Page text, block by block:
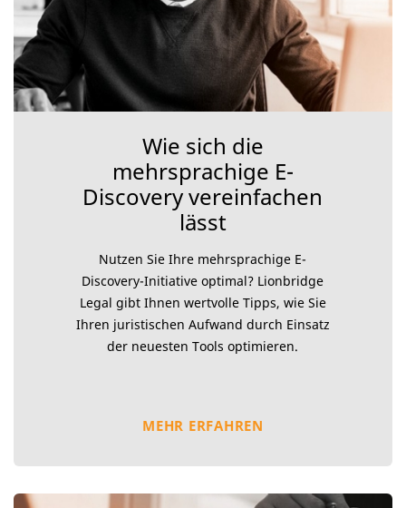
Wie sich die
mehrsprachige E-
Discovery vereinfachen
lässt
Nutzen Sie Ihre mehrsprachige E-
Discovery-Initiative optimal? Lionbridge
Legal gibt Ihnen wertvolle Tipps, wie Sie
Ihren juristischen Aufwand durch Einsatz
der neuesten Tools optimieren.
MEHR ERFAHREN